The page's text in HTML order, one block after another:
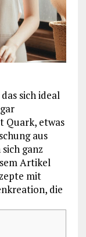
sich ideal
Quark, etwas
aus
ganz
Artikel
mit
die